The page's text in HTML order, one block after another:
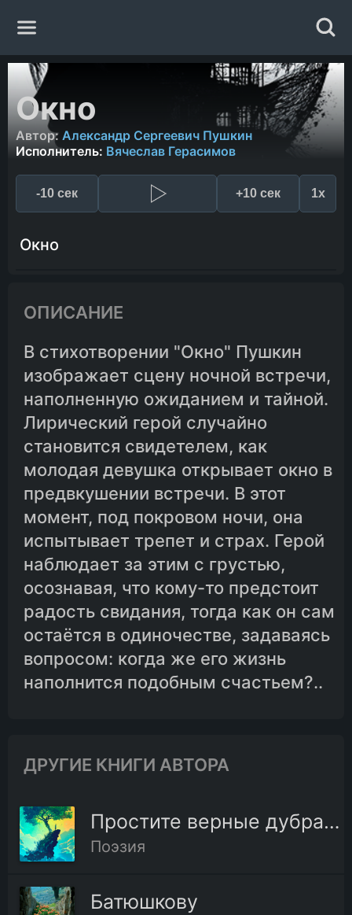
Главная
Жанры
Авторы
Исполнители
Окно
Автор: Александр Сергеевич Пушкин
Исполнитель: Вячеслав Герасимов
-10 сек +10 сек 1x
Окно
ОПИСАНИЕ
В стихотворении "Окно" Пушкин
изображает сцену ночной встречи,
наполненную ожиданием и тайной.
Лирический герой случайно
становится свидетелем, как
молодая девушка открывает окно в
предвкушении встречи. В этот
момент, под покровом ночи, она
испытывает трепет и страх. Герой
наблюдает за этим с грустью,
осознавая, что кому-то предстоит
радость свидания, тогда как он сам
остаётся в одиночестве, задаваясь
вопросом: когда же его жизнь
наполнится подобным счастьем?..
ДРУГИЕ КНИГИ АВТОРА
Простите верные дубравы
Поэзия
Батюшкову